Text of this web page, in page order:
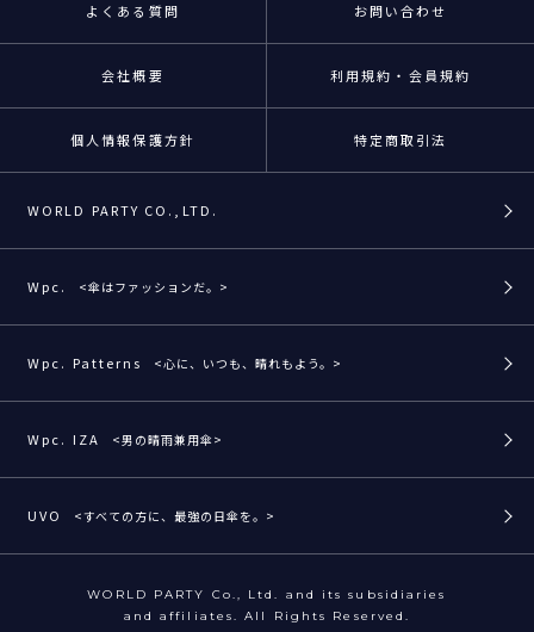
よくある質問 お問い合わせ
会社概要 利用規約・会員規約
個人情報保護方針 特定商取引法
WORLD PARTY CO.,LTD.
Wpc. <傘はファッションだ。>
Wpc. Patterns <心に、いつも、晴れもよう。>
Wpc. IZA <男の晴雨兼用傘>
UVO <すべての方に、最強の日傘を。>
WORLD PARTY Co., Ltd. and its subsidiaries
and affiliates. All Rights Reserved.